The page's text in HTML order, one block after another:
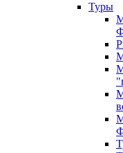
Туры